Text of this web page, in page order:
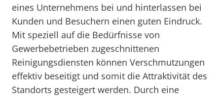
eines Unternehmens bei und hinterlassen bei
Kunden und Besuchern einen guten Eindruck.
Mit speziell auf die Bedürfnisse von
Gewerbebetrieben zugeschnittenen
Reinigungsdiensten können Verschmutzungen
effektiv beseitigt und somit die Attraktivität des
Standorts gesteigert werden. Durch eine